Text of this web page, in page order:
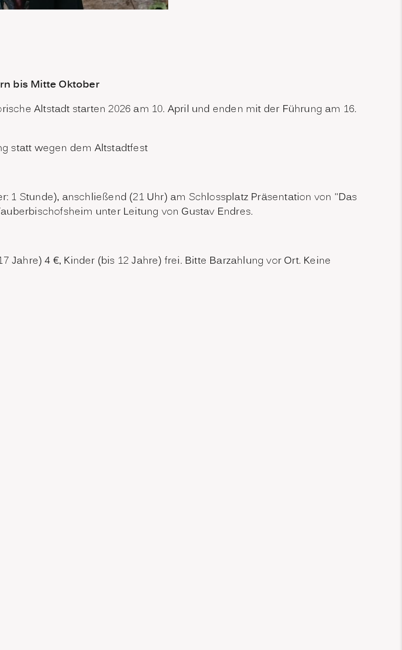
bis Mitte Oktober
Altstadt starten 2026 am 10. April und enden mit der Führung am 16.
statt wegen dem Altstadtfest
1 Stunde), anschließend (21 Uhr) am Schlossplatz Präsentation von "Das
unter Leitung von Gustav Endres.
Jahre) 4 €, Kinder (bis 12 Jahre) frei. Bitte Barzahlung vor Ort. Keine